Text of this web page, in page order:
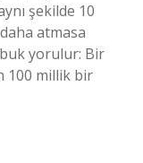
şekilde 10
atmasa
yorulur: Bir
100 millik bir